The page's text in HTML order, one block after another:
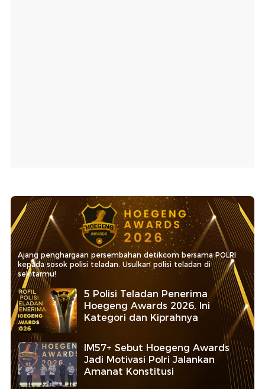
Ajang penghargaan persembahan detikcom bersama POLRI
kepada sosok polisi teladan. Usulkan polisi teladan di
sekitarmu!
5 Polisi Teladan Penerima
Hoegeng Awards 2026, Ini
Kategori dan Kiprahnya
IM57+ Sebut Hoegeng Awards
Jadi Motivasi Polri Jalankan
Amanat Konstitusi